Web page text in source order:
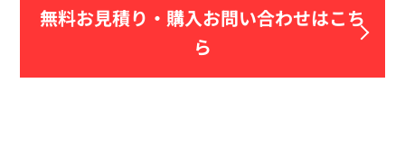
無料お見積り・ 購入お問い合わせはこち
ら